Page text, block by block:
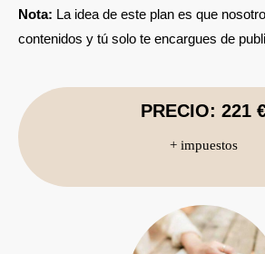
Nota: La idea de este plan es que
contenidos y tú solo te encargues de
PRECIO: 221
+ impuestos